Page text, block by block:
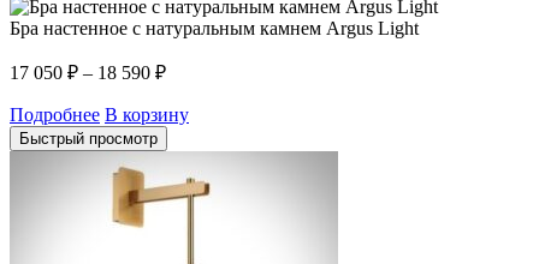
Бра настенное c натуральным камнем Argus Light
17 050 ₽ – 18 590 ₽
Подробнее В корзину
Быстрый просмотр